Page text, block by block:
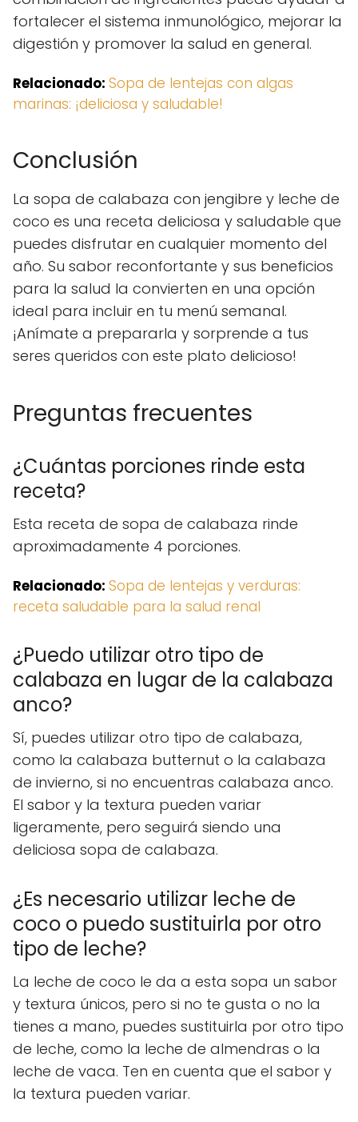
fortalecer el sistema inmunológico, mejorar la
digestión y promover la salud en general.
Relacionado: Sopa de lentejas con algas
marinas: ¡deliciosa y saludable!
Conclusión
La sopa de calabaza con jengibre y leche de
coco es una receta deliciosa y saludable que
puedes disfrutar en cualquier momento del
año. Su sabor reconfortante y sus beneficios
para la salud la convierten en una opción
ideal para incluir en tu menú semanal.
¡Anímate a prepararla y sorprende a tus
seres queridos con este plato delicioso!
Preguntas frecuentes
¿Cuántas porciones rinde esta
receta?
Esta receta de sopa de calabaza rinde
aproximadamente 4 porciones.
Relacionado: Sopa de lentejas y verduras:
receta saludable para la salud renal
¿Puedo utilizar otro tipo de
calabaza en lugar de la calabaza
anco?
Sí, puedes utilizar otro tipo de calabaza,
como la calabaza butternut o la calabaza
de invierno, si no encuentras calabaza anco.
El sabor y la textura pueden variar
ligeramente, pero seguirá siendo una
deliciosa sopa de calabaza.
¿Es necesario utilizar leche de
coco o puedo sustituirla por otro
tipo de leche?
La leche de coco le da a esta sopa un sabor
y textura únicos, pero si no te gusta o no la
tienes a mano, puedes sustituirla por otro tipo
de leche, como la leche de almendras o la
leche de vaca. Ten en cuenta que el sabor y
la textura pueden variar.